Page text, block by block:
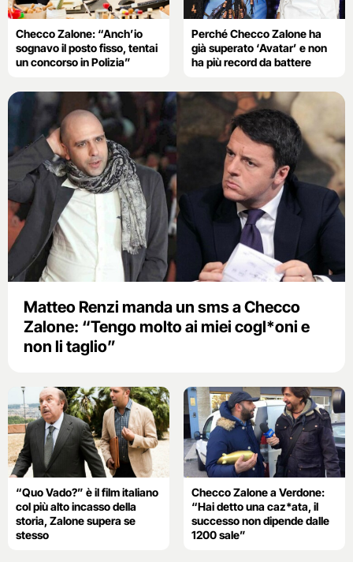
Checco Zalone: “Anch’io
sognavo il posto fisso, tentai
un concorso in Polizia”
Perché Checco Zalone ha
già superato ‘Avatar’ e non
ha più record da battere
Matteo Renzi manda un sms a Checco
Zalone: “Tengo molto ai miei cogl*oni e
non li taglio”
“Quo Vado?” è il film italiano
col più alto incasso della
storia, Zalone supera se
stesso
Checco Zalone a Verdone:
“Hai detto una caz*ata, il
successo non dipende dalle
1200 sale”